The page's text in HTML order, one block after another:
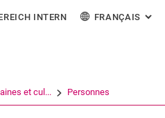
Jump directly to: content
Jump directly to: search
Jump directly to: main
INTERN FRANÇAIS :
et cul... Personnes